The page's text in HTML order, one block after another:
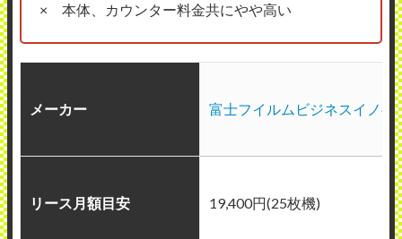
× 本体、カウンター料金共にやや高い
メーカー 富士フイルムビジネスイノベ
リース月額目安 19,400円(25枚機)